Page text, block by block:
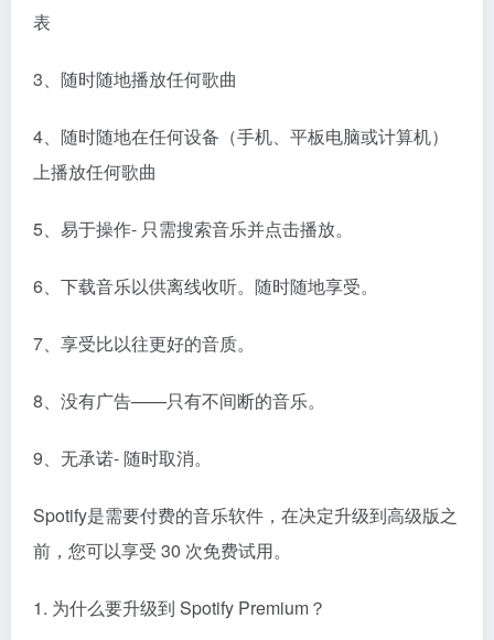
表
3、随时随地播放任何歌曲
4、随时随地在任何设备（手机、平板电脑或计算机）
上播放任何歌曲
5、易于操作- 只需搜索音乐并点击播放。
6、下载音乐以供离线收听。随时随地享受。
7、享受比以往更好的音质。
8、没有广告——只有不间断的音乐。
9、无承诺- 随时取消。
Spotify是需要付费的音乐软件，在决定升级到高级版之
前，您可以享受 30 次免费试用。
1. 为什么要升级到 Spotify Premium？